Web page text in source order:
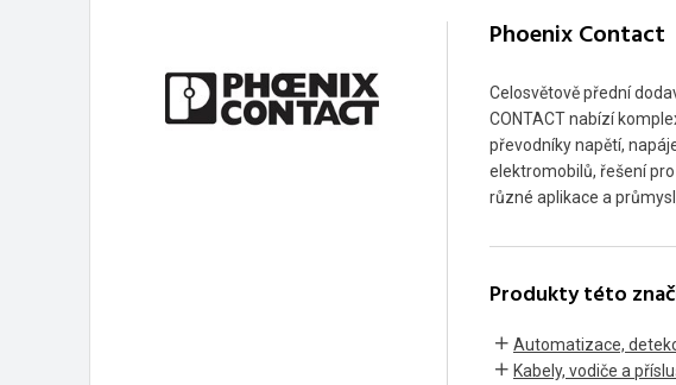
Phoenix Contact
Celosvětově přední
CONTACT nabízí
převodníky napětí,
elektromobilů, řešení
různé aplikace a
Produkty této
Automatizace,
Kabely, vodiče a